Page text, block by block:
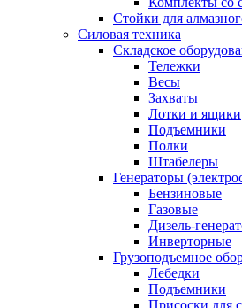
Стойки для
Силовая техника
Складское
Тележки
Весы
Захваты
Лотки и ящики
Подъемники
Полки
Штабелеры
Генераторы
Бензиновые
Газовые
Дизель-
Инверторные
Грузоподъемное
Лебедки
Подъемники
Присоски для